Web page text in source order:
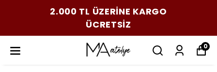
2.000 TL ÜZERİNE KARGO
ÜCRETSİZ
0